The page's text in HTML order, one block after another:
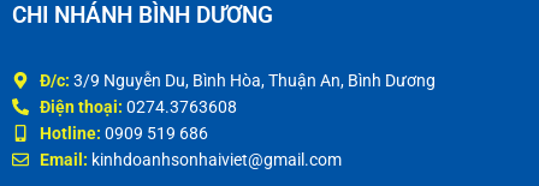
CHI NHÁNH BÌNH DƯƠNG
Đ/c: 3/9 Nguyễn Du, Bình Hòa, Thuận An, Bình Dương
Điện thoại: 0274.3763608
Hotline: 0909 519 686
Email: kinhdoanhsonhaiviet@gmail.com